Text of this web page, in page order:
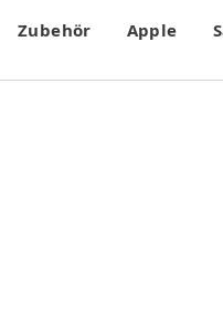
Zubehör Apple